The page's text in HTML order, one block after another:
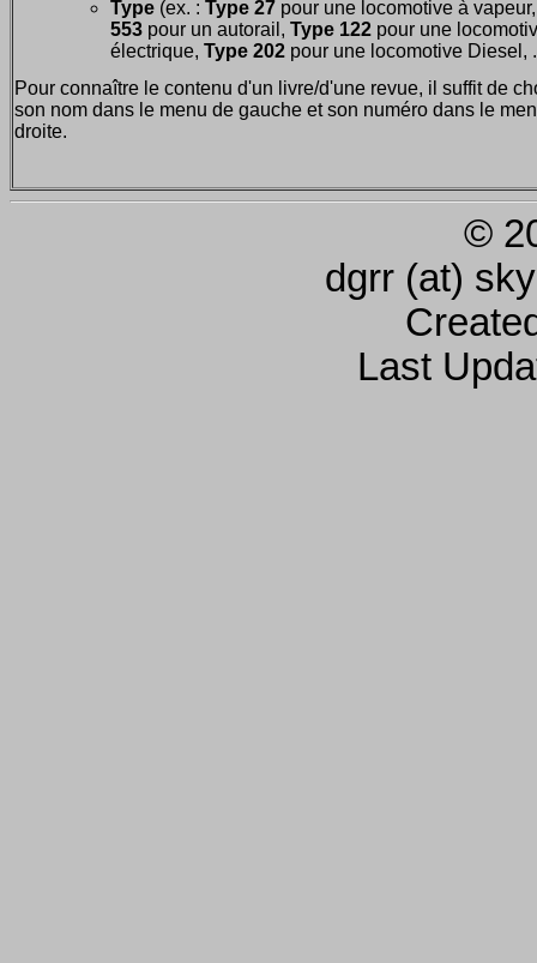
Type (ex. : Type 27 pour une locomotive à
553 pour un autorail, Type 122 pour une
électrique, Type 202 pour une locomotive Diesel,
Pour connaître le contenu d'un livre/d'une revue, il suffit de
son nom dans le menu de gauche et son numéro dans le
droite.
©
dgrr (at)
Last